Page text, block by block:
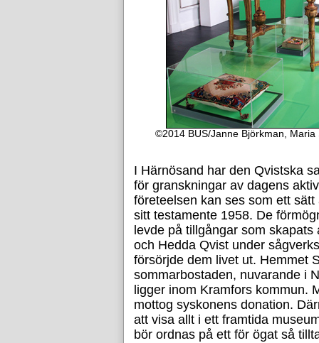
©2014 BUS/Janne Björkman,
I Härnösand har den Qvistska
för granskningar av dagens
företeelsen kan ses som ett
sitt testamente 1958. De
levde på tillgångar som
och Hedda Qvist under
försörjde dem livet ut. Hemmet
sommarbostaden, nuvarande i
ligger inom Kramfors kommun.
mottog syskonens donation.
att visa allt i ett framtida
bör ordnas på ett för ögat så